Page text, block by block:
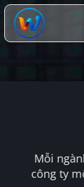
Chuyển
đến
dung
Mỗi
công ty